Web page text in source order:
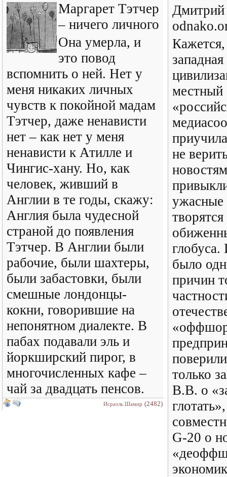
Маргарет Тэтчер
– ничего личного
Она умерла, и
это повод
вспомнить о ней. Нет у
меня никаких личных
чувств к покойной мадам
Тэтчер, даже ненависти
нет – как нет у меня
ненависти к Атилле и
Чингис-хану. Но, как
человек, живший в
Англии в те годы, скажу:
Англия была чудесной
страной до появления
Тэтчер. В Англии были
рабочие, были шахтеры,
были забастовки, были
смешные лондонцы-
кокни, говорившие на
непонятном диалекте. В
пабах подавали эль и
йоркширский пирог, в
многочисленных кафе –
чай за двадцать пенсов.
Исраэль Шамир (2482)
местный
не
ужасные
было
причин
только
В.В. о
G-20 о